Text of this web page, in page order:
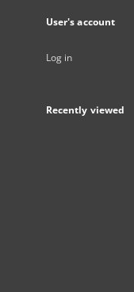
User's account
Log in
Recently viewed